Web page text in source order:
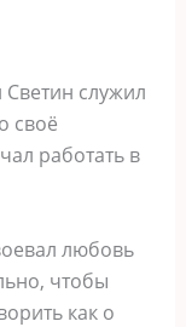
служил
своё
работать в
любовь
чтобы
как о